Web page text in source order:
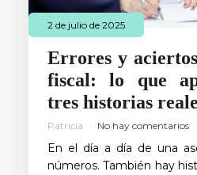
2 de julio de 2025
Errores y
fiscal: lo que
tres historias
Patricia No hay comentarios
En el día a día de una
números. También hay